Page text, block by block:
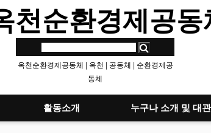
천순환경제공동
옥천순환경제공동체 옥천 공동체
순환경제공
동체
활동소개 누구나 소개 및 대